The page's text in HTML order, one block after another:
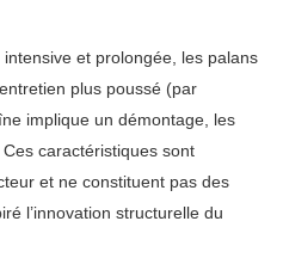
intensive et prolongée, les palans
plus poussé (par
implique un démontage, les
caractéristiques sont
et ne constituent pas des
l’innovation structurelle du